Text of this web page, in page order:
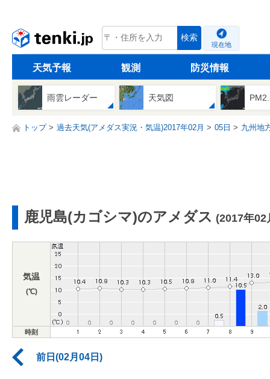
tenki.jp 検索
現在地
天気予報 観測 防災情報
雨雲レーダー 天気図
トップ 過去天気(アメダス実況・気温)2017年02月 05日 九州地
鹿児島(カゴシマ)のアメダス (2017年02
気温
(℃)
時刻
前日(02月04日)